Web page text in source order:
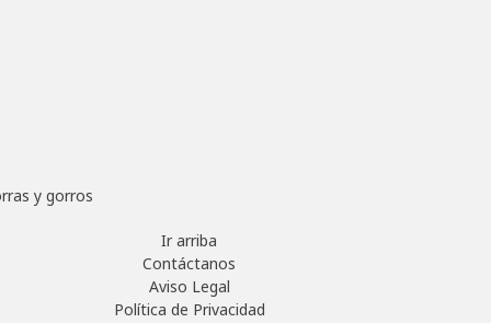
y gorros
Ir arriba
Contáctanos
Aviso Legal
Política de Privacidad